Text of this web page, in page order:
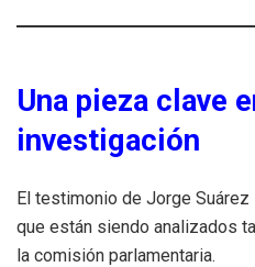
Una pieza clave
investigación
El testimonio de Jorge
que están siendo analizados
la comisión parlamentaria.